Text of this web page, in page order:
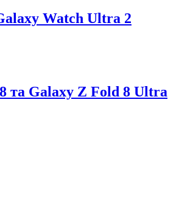
Watch Ultra 2
та Galaxy Z Fold 8 Ultra